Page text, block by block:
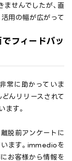
せんでしたが、直
用の幅が広がって
フィードバッ
常に助かっていま
んリリースされて
ます。
脱前アンケートに
います。immedioを
お客様から情報を